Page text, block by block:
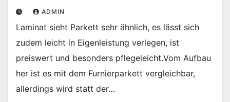
ADMIN
Laminat sieht Parkett sehr ähnlich, es lässt sich
zudem leicht in Eigenleistung verlegen, ist
preiswert und besonders pflegeleicht.Vom Aufbau
her ist es mit dem Furnierparkett vergleichbar,
allerdings wird statt der…